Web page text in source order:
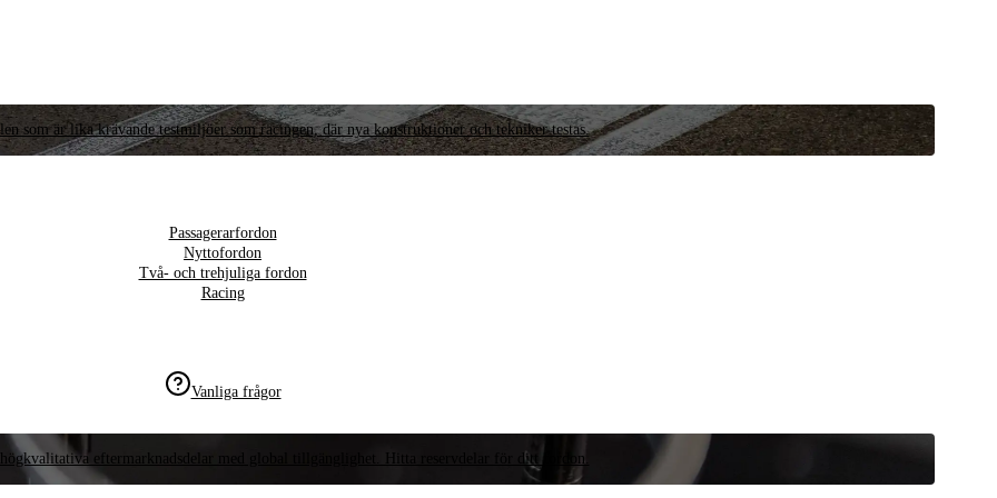
som är lika krävande testmiljöer som racingen, där nya konstruktioner och tekniker testas.
Passagerarfordon
Nyttofordon
Två- och trehjuliga fordon
Racing
Vanliga frågor
eftermarknadsdelar med global tillgänglighet. Hitta reservdelar för ditt fordon.